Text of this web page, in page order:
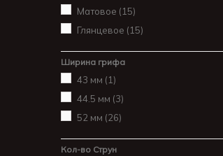
Матовое (15)
Глянцевое (15)
Ширина грифа
43 мм (1)
44.5 мм (3)
52 мм (26)
Кол-во Струн